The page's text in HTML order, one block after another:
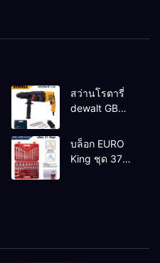
สว่านโรตารี่
dewalt GBH
2-26 DFR ทุ่น
ทองแดงแท้
100%
บล็อก EURO
King ชุด 37